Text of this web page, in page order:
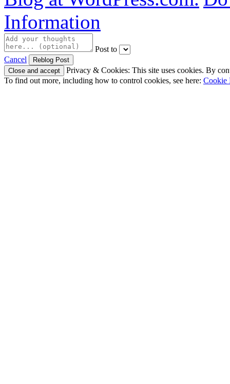
Information
Post to
Cancel
Privacy & Cookies: This site uses cookies. By
To find out more, including how to control cookies, see here: Cookie